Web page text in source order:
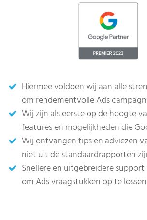
Hiermee voldoen wij aan alle
om rendementvolle Ads
Wij zijn als eerste op de hoogte
features en mogelijkheden die
Wij ontvangen tips en adviezen
niet uit de standaardrapporten
Snellere en uitgebreidere
om Ads vraagstukken op te lossen